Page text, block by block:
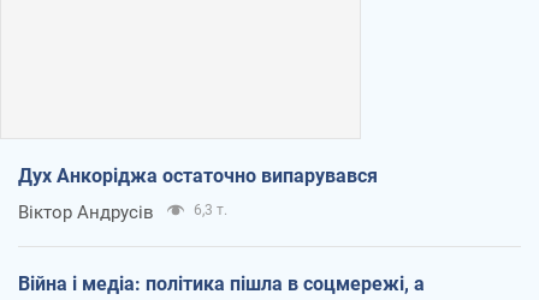
Дух Анкоріджа остаточно випарувався
Віктор Андрусів 6,3 т.
Війна і медіа: політика пішла в соцмережі, а